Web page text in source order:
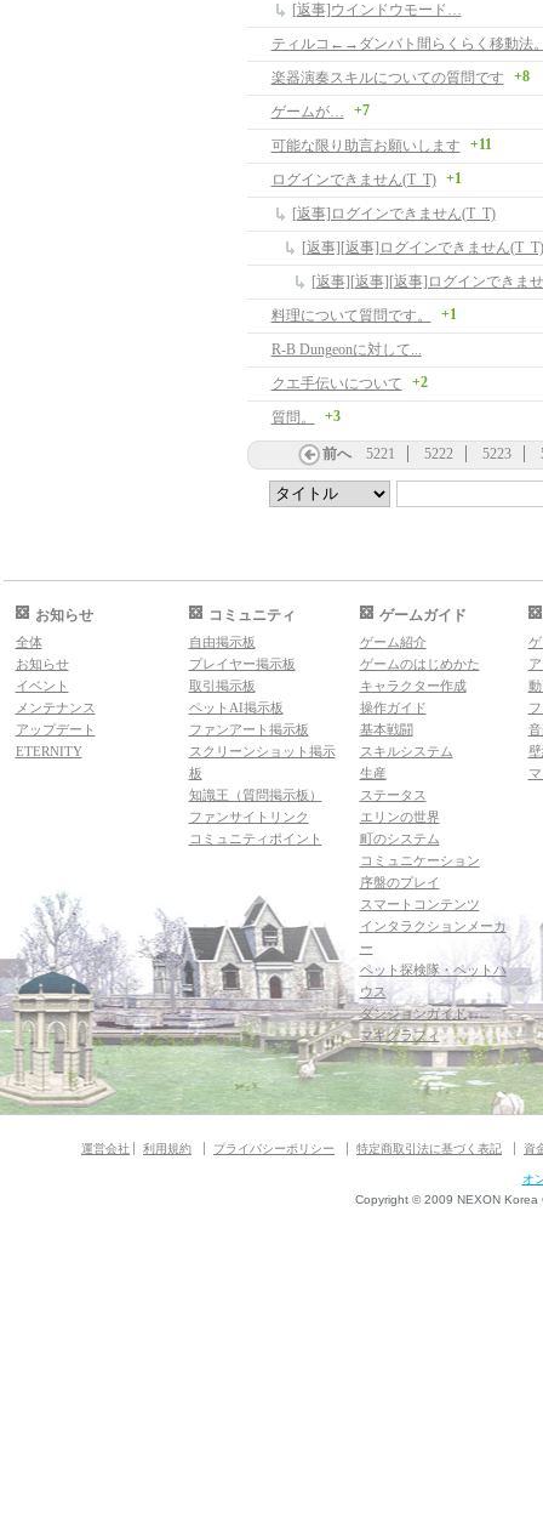
[返事]ウインドウモード…
ティルコ←→ダンバト間らくらく移動法
楽器演奏スキルについての質問です
+8
ゲームが… +7
可能な限り助言お願いします +11
ログインできません(T_T) +1
[返事]ログインできません(T_T)
[返事][返事]ログインできません(T_T)
[返事][返事][返事]ログインできま
料理について質問です。
+1
R-B Dungeonに対して...
クエ手伝いについて
+2
質問。 +3
前へ 5221 5222 5223
お知らせ
全体
お知らせ
イベント
メンテナンス
アップデート
ETERNITY
コミュニティ
自由掲示板
プレイヤー掲示板
取引掲示板
ペットAI掲示板
ファンアート掲示板
スクリーンショット掲示
板
知識王（質問掲示板）
ファンサイトリンク
コミュニティポイント
ゲームガイド
ゲーム紹介
ゲームのはじめかた
キャラクター作成
操作ガイド
基本戦闘
スキルシステム
生産
ステータス
エリンの世界
町のシステム
コミュニケーション
序盤のプレイ
スマートコンテンツ
インタラクションメーカ
ー
ペット探検隊・ペットハ
ウス
ダンジョンガイド
マギグラフィ
運営会社 利用規約 プライバシーポリシー 特定商取引法に基づく表記 資
オ
Copyright © 2009 NEXON Korea